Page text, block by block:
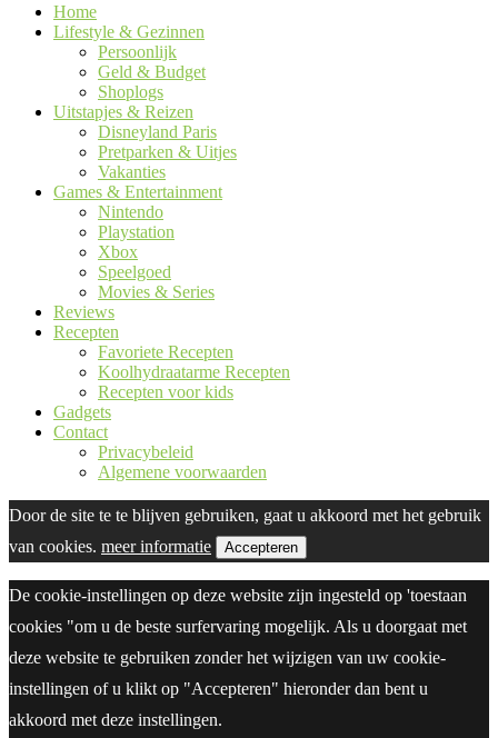
Home
Lifestyle & Gezinnen
Persoonlijk
Geld & Budget
Shoplogs
Uitstapjes & Reizen
Disneyland Paris
Pretparken & Uitjes
Vakanties
Games & Entertainment
Nintendo
Playstation
Xbox
Speelgoed
Movies & Series
Reviews
Recepten
Favoriete Recepten
Koolhydraatarme Recepten
Recepten voor kids
Gadgets
Contact
Privacybeleid
Algemene voorwaarden
Door de site te te blijven gebruiken, gaat u akkoord met het gebruik
van cookies. meer informatie Accepteren
De cookie-instellingen op deze website zijn ingesteld op 'toestaan
cookies "om u de beste surfervaring mogelijk. Als u doorgaat met
deze website te gebruiken zonder het wijzigen van uw cookie-
instellingen of u klikt op "Accepteren" hieronder dan bent u
akkoord met deze instellingen.